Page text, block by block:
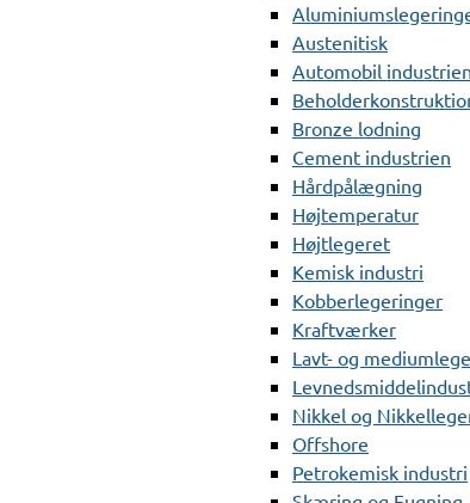
Austenitisk
Automobil industrien
Bronze lodning
Cement industrien
Hårdpålægning
Højtemperatur
Højtlegeret
Kemisk industri
Kobberlegeringer
Kraftværker
Lavt- og
Nikkel og
Offshore
Petrokemisk industri